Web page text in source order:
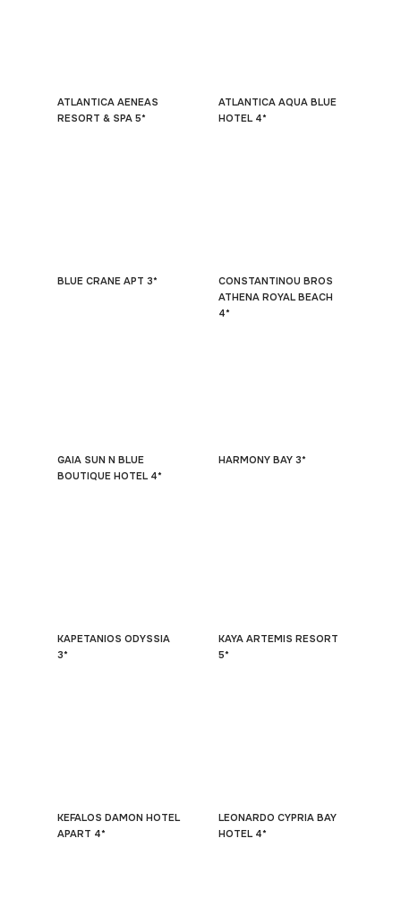
ATLANTICA AENEAS
RESORT & SPA 5*
ATLANTICA AQUA BLUE
HOTEL 4*
BLUE CRANE APT 3*
CONSTANTINOU BROS
ATHENA ROYAL BEACH
4*
GAIA SUN N BLUE
BOUTIQUE HOTEL 4*
HARMONY BAY 3*
KAPETANIOS ODYSSIA
3*
KAYA ARTEMIS RESORT
5*
KEFALOS DAMON HOTEL
APART 4*
LEONARDO CYPRIA BAY
HOTEL 4*